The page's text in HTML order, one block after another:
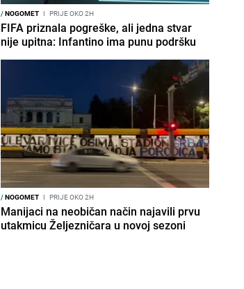
/NOGOMET I PRIJE OKO 2H
FIFA priznala pogreške, ali jedna stvar
nije upitna: Infantino ima punu podršku
/NOGOMET I PRIJE OKO 2H
Manijaci na neobičan način najavili prvu
utakmicu Željezničara u novoj sezoni